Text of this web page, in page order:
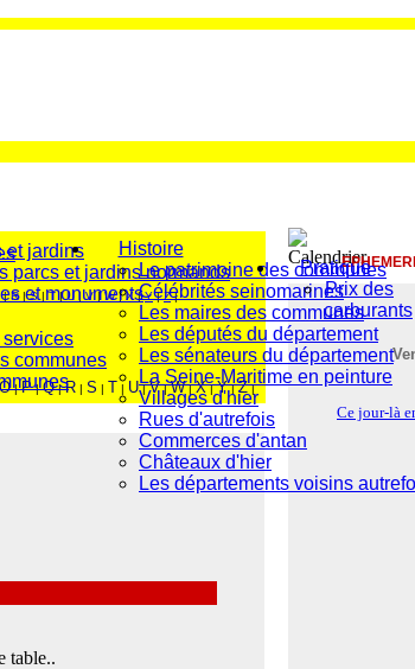
services
communes
et jardins
parcs et jardins normands
et monuments
Histoire
Le patrimoine des communes
Célébrités seinomarines
Les maires des communes
Les députés du département
Les sénateurs du département
La Seine-Maritime en peinture
Villages d'hier
Rues d'autrefois
Commerces d'antan
Châteaux d'hier
Les départements voisins
Pratique
Prix des
carburants
| R | S | T | U | V | W | X | Y | Z |
O | P | Q | R | S | T | U | V | W | X | Y | Z |
table..
Ce jour-là